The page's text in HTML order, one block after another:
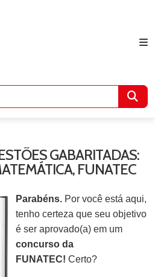
GABARITADAS:
FUNATEC
Parabéns. Por você está aqui,
tenho certeza que seu objetivo
é ser aprovado(a) em um
concurso da
FUNATEC! Certo?